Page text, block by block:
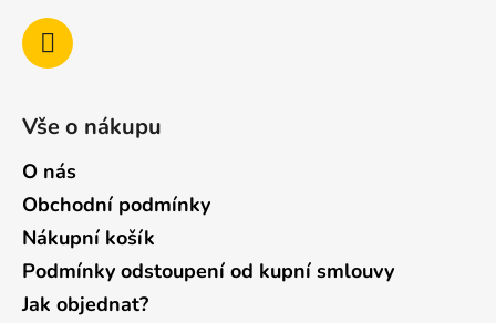
Vše o nákupu
O nás
Obchodní podmínky
Nákupní košík
Podmínky odstoupení od kupní smlouvy
Jak objednat?